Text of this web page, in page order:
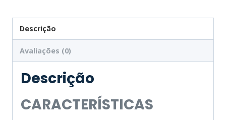
Descrição
Avaliações (0)
Descrição
CARACTERÍSTICAS